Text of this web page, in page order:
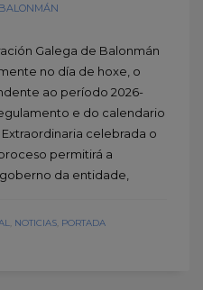
Galega de Balonmán
no día de hoxe, o
ao período 2026-
e do calendario
celebrada o
permitirá a
da entidade,
NOTICIAS PORTADA